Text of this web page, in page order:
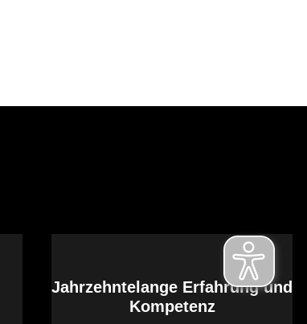
Jahrzehntelange Erfahrung und
Kompetenz